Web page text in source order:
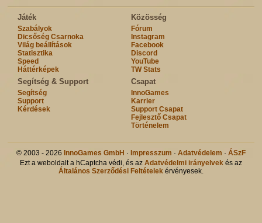
Játék
Szabályok
Dicsőség Csarnoka
Világ beállítások
Statisztika
Speed
Háttérképek
Közösség
Fórum
Instagram
Facebook
Discord
YouTube
TW Stats
Segítség & Support
Segítség
Support
Kérdések
Csapat
InnoGames
Karrier
Support Csapat
Fejlesztő Csapat
Történelem
© 2003 - 2026 InnoGames GmbH · Impresszum · Adatvédelem · ÁSzF
Ezt a weboldalt a hCaptcha védi, és az Adatvédelmi irányelvekés az
Általános Szerződési Feltételekérvényesek.